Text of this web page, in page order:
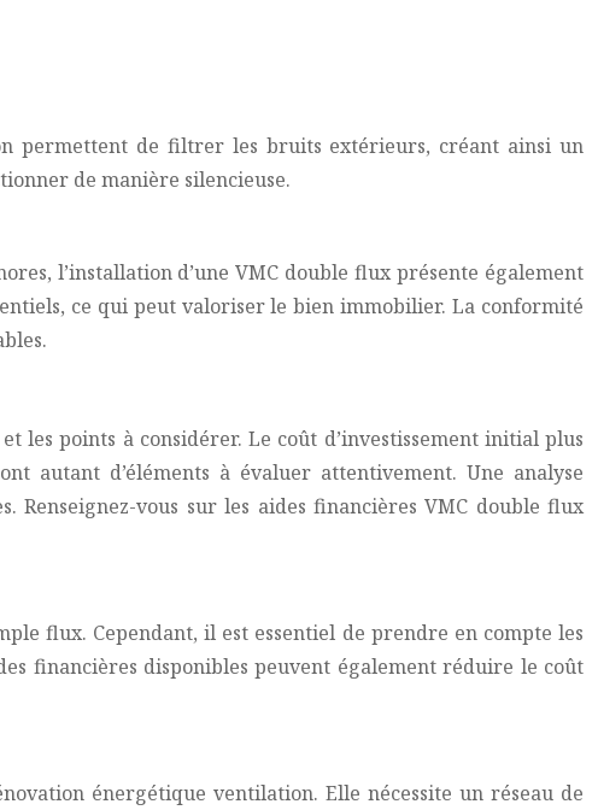
permettent de filtrer les bruits extérieurs, créant ainsi un
de manière silencieuse.
l’installation d’une VMC double flux présente également
ce qui peut valoriser le bien immobilier. La conformité
les points à considérer. Le coût d’investissement initial plus
autant d’éléments à évaluer attentivement. Une analyse
Renseignez-vous sur les aides financières VMC double flux
flux. Cependant, il est essentiel de prendre en compte les
financières disponibles peuvent également réduire le coût
énergétique ventilation. Elle nécessite un réseau de